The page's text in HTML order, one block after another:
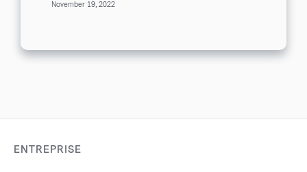
seulement ce secteur est en pleine...
November 19, 2022
ENTREPRISE